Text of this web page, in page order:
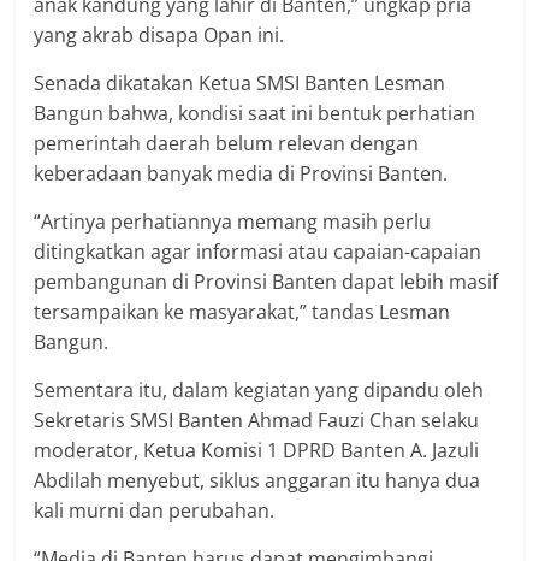
yang akrab disapa Opan ini.
Senada dikatakan Ketua SMSI Banten Lesman
Bangun bahwa, kondisi saat ini bentuk perhatian
pemerintah daerah belum relevan dengan
keberadaan banyak media di Provinsi Banten.
“Artinya perhatiannya memang masih perlu
ditingkatkan agar informasi atau capaian-capaian
pembangunan di Provinsi Banten dapat lebih masif
tersampaikan ke masyarakat,” tandas Lesman
Bangun.
Sementara itu, dalam kegiatan yang dipandu oleh
Sekretaris SMSI Banten Ahmad Fauzi Chan selaku
moderator, Ketua Komisi 1 DPRD Banten A. Jazuli
Abdilah menyebut, siklus anggaran itu hanya dua
kali murni dan perubahan.